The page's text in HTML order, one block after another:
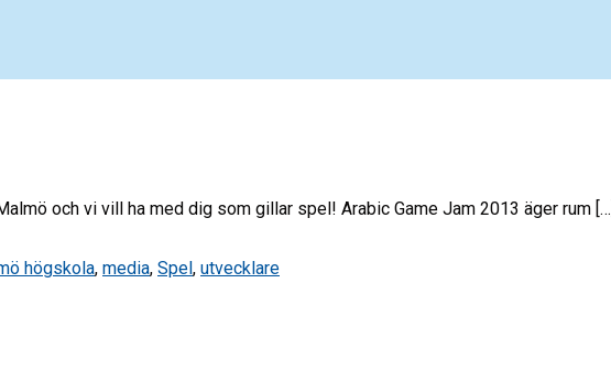
och vi vill ha med dig som gillar spel! Arabic Game Jam 2013 äger rum […]
högskola, media, Spel , utvecklare